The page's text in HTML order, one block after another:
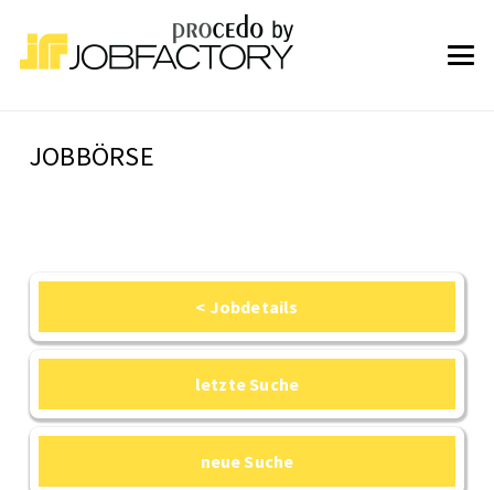
JOBBÖRSE
< Jobdetails
letzte Suche
neue Suche